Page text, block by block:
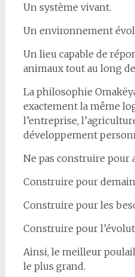
Un système vivant.
Un environnement
Un lieu capable de
animaux tout au long
La philosophie
exactement la même
l’entreprise,
développement
Ne pas construire pour
Construire pour
Construire pour les
Construire pour
Ainsi, le meilleur
le plus grand.